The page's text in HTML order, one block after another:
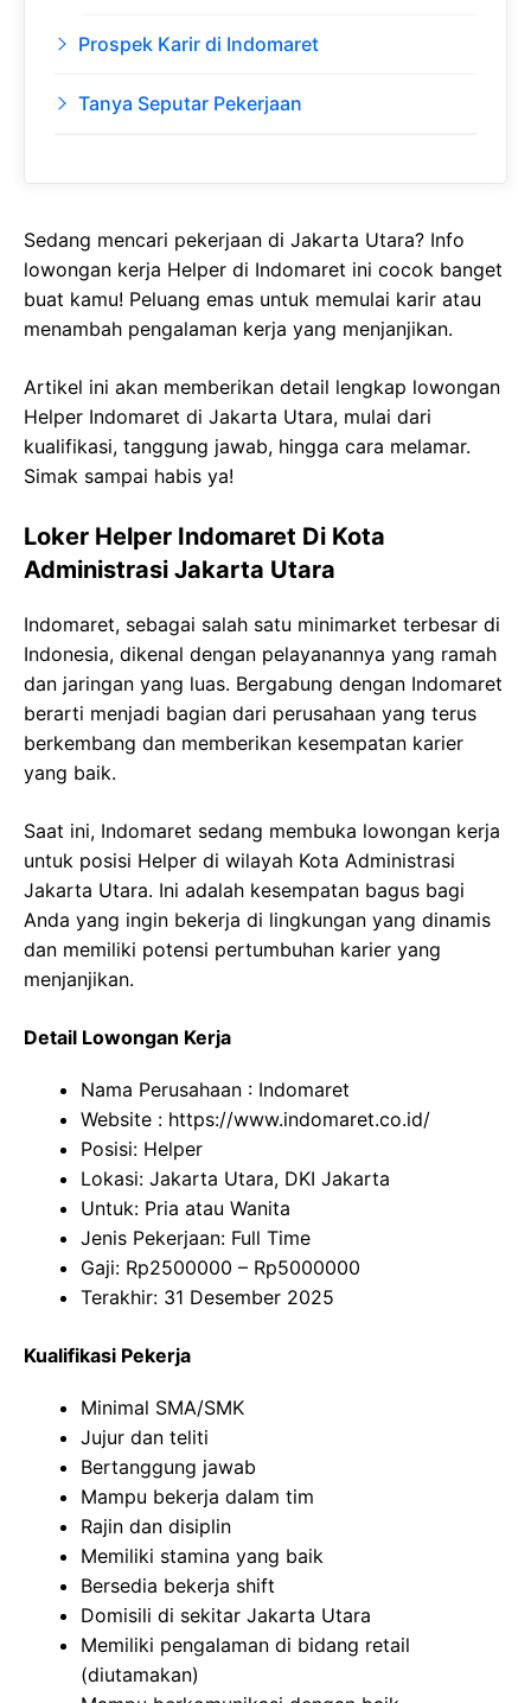
Prospek Karir di Indomaret
Tanya Seputar Pekerjaan
Sedang mencari pekerjaan di Jakarta Utara? Info
lowongan kerja Helper di Indomaret ini cocok banget
buat kamu! Peluang emas untuk memulai karir atau
menambah pengalaman kerja yang menjanjikan.
Artikel ini akan memberikan detail lengkap lowongan
Helper Indomaret di Jakarta Utara, mulai dari
kualifikasi, tanggung jawab, hingga cara melamar.
Simak sampai habis ya!
Loker Helper Indomaret Di Kota
Administrasi Jakarta Utara
Indomaret, sebagai salah satu minimarket terbesar di
Indonesia, dikenal dengan pelayanannya yang ramah
dan jaringan yang luas. Bergabung dengan Indomaret
berarti menjadi bagian dari perusahaan yang terus
berkembang dan memberikan kesempatan karier
yang baik.
Saat ini, Indomaret sedang membuka lowongan kerja
untuk posisi Helper di wilayah Kota Administrasi
Jakarta Utara. Ini adalah kesempatan bagus bagi
Anda yang ingin bekerja di lingkungan yang dinamis
dan memiliki potensi pertumbuhan karier yang
menjanjikan.
Detail Lowongan Kerja
Nama Perusahaan : Indomaret
Website : https://www.indomaret.co.id/
Posisi: Helper
Lokasi: Jakarta Utara, DKI Jakarta
Untuk: Pria atau Wanita
Jenis Pekerjaan: Full Time
Gaji: Rp2500000 – Rp5000000
Terakhir: 31 Desember 2025
Kualifikasi Pekerja
Minimal SMA/SMK
Jujur dan teliti
Bertanggung jawab
Mampu bekerja dalam tim
Rajin dan disiplin
Memiliki stamina yang baik
Bersedia bekerja shift
Domisili di sekitar Jakarta Utara
Memiliki pengalaman di bidang retail
(diutamakan)